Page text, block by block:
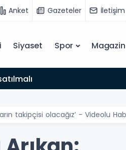
Anket Gazeteler İletişim
Siyaset Spor Magazin
takipçisi olacağız’ - Videolu